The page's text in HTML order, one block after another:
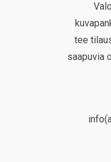
tee
saapuvia